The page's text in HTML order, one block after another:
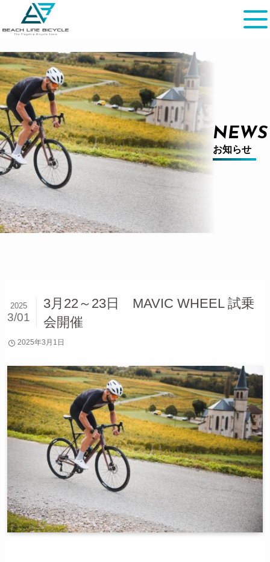
NEWS
お知らせ
3月22～23日 MAVIC WHEEL 試乗
会開催
2025
3/01
2025年3月1日